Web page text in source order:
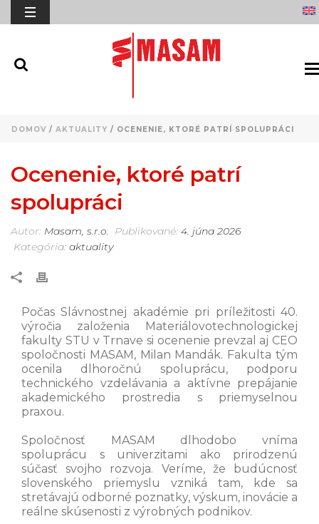
DOMOV/ AKTUALITY / OCENENIE, KTORÉ PATRÍ SPOLUPRÁCI
Ocenenie, ktoré patrí
spolupráci
Autor: Masam, s.r.o. Publikované: 4. júna 2026
Kategória: aktuality
Počas Slávnostnej akadémie pri príležitosti 40.
výročia založenia Materiálovotechnologickej
fakulty STU v Trnave si ocenenie prevzal aj CEO
spoločnosti MASAM, Milan Mandák. Fakulta tým
ocenila dlhoročnú spoluprácu, podporu
technického vzdelávania a aktívne prepájanie
akademického prostredia s priemyselnou
praxou.
Spoločnosť MASAM dlhodobo vníma
spoluprácu s univerzitami ako prirodzenú
súčasť svojho rozvoja. Veríme, že budúcnosť
slovenského priemyslu vzniká tam, kde sa
stretávajú odborné poznatky, výskum, inovácie a
reálne skúsenosti z výrobných podnikov.